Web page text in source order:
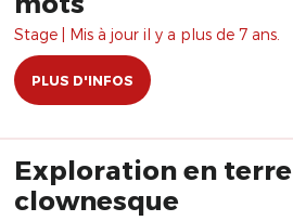
Stage | Mis à jour il y a plus de 7 ans.
PLUS D'INFOS
Exploration en terre
clownesque